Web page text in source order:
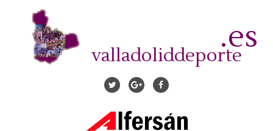
contenido
valladoliddeporte
.es